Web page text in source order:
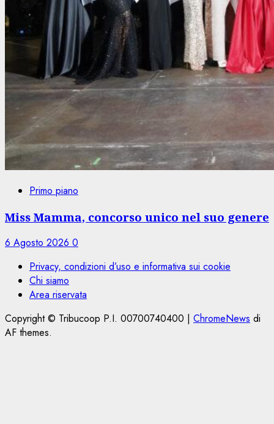
Primo piano
Miss Mamma, concorso unico nel suo genere
6 Agosto 2026 0
Privacy, condizioni d’uso e informativa sui cookie
Chi siamo
Area riservata
Copyright © Tribucoop P.I. 00700740400 | ChromeNews di
AF themes.